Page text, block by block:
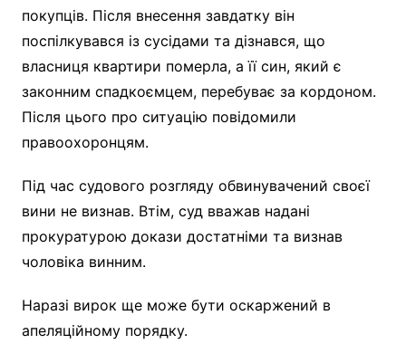
покупців. Після внесення завдатку він
поспілкувався із сусідами та дізнався, що
власниця квартири померла, а її син, який є
законним спадкоємцем, перебуває за кордоном.
Після цього про ситуацію повідомили
правоохоронцям.
Під час судового розгляду обвинувачений своєї
вини не визнав. Втім, суд вважав надані
прокуратурою докази достатніми та визнав
чоловіка винним.
Наразі вирок ще може бути оскаржений в
апеляційному порядку.